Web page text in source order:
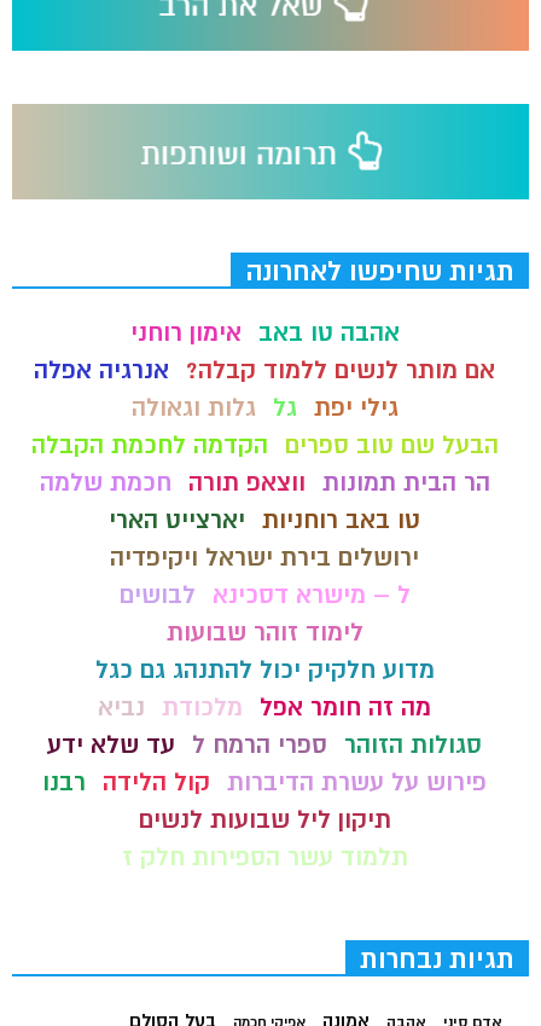
תגיות שחיפשו לאחרונה
אהבה טו באב
אימון רוחני
אם מותר לנשים ללמוד קבלה?
אנרגיה אפלה
גילי יפת גל
גלות וגאולה
הבעל שם טוב ספרים
הקדמה לחכמת הקבלה
הר הבית תמונות ווצאפ תורה
חכמת שלמה
טו באב רוחניות יארצייט הארי
ירושלים בירת ישראל ויקיפדיה
ל – מישרא דסכינא
לבושים
לימוד זוהר שבועות
מדוע חלקיק יכול להתנהג גם כגל
מה זה חומר אפל
מלכודת נביא
סגולות הזוהר
ספרי הרמח ל
עד שלא ידע
פירוש על עשרת הדיברות קול הלידה
רבנו
תיקון ליל שבועות לנשים
תלמוד עשר הספירות חלק ז
תגיות נבחרות